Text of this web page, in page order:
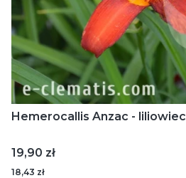
Hemerocallis Anzac - liliowiec
Cena
19,90 zł
18,43 zł